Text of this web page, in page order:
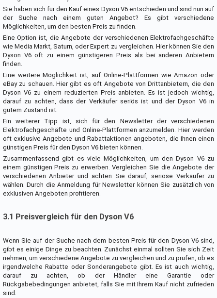
Sie haben sich für den Kauf eines Dyson V6 entschieden und sind nun auf
der Suche nach einem guten Angebot? Es gibt verschiedene
Möglichkeiten, um den besten Preis zu finden.
Eine Option ist, die Angebote der verschiedenen Elektrofachgeschäfte
wie Media Markt, Saturn, oder Expert zu vergleichen. Hier können Sie den
Dyson V6 oft zu einem günstigeren Preis als bei anderen Anbietern
finden.
Eine weitere Möglichkeit ist, auf Online-Plattformen wie Amazon oder
eBay zu schauen. Hier gibt es oft Angebote von Drittanbietern, die den
Dyson V6 zu einem reduzierten Preis anbieten. Es ist jedoch wichtig,
darauf zu achten, dass der Verkäufer seriös ist und der Dyson V6 in
gutem Zustand ist.
Ein weiterer Tipp ist, sich für den Newsletter der verschiedenen
Elektrofachgeschäfte und Online-Plattformen anzumelden. Hier werden
oft exklusive Angebote und Rabattaktionen angeboten, die Ihnen einen
günstigen Preis für den Dyson V6 bieten können.
Zusammenfassend gibt es viele Möglichkeiten, um den Dyson V6 zu
einem günstigen Preis zu erwerben. Vergleichen Sie die Angebote der
verschiedenen Anbieter und achten Sie darauf, seriöse Verkäufer zu
wählen. Durch die Anmeldung für Newsletter können Sie zusätzlich von
exklusiven Angeboten profitieren.
3.1 Preisvergleich für den Dyson V6
Wenn Sie auf der Suche nach dem besten Preis für den Dyson V6 sind,
gibt es einige Dinge zu beachten. Zunächst einmal sollten Sie sich Zeit
nehmen, um verschiedene Angebote zu vergleichen und zu prüfen, ob es
irgendwelche Rabatte oder Sonderangebote gibt. Es ist auch wichtig,
darauf zu achten, ob der Händler eine Garantie oder
Rückgabebedingungen anbietet, falls Sie mit Ihrem Kauf nicht zufrieden
sind.